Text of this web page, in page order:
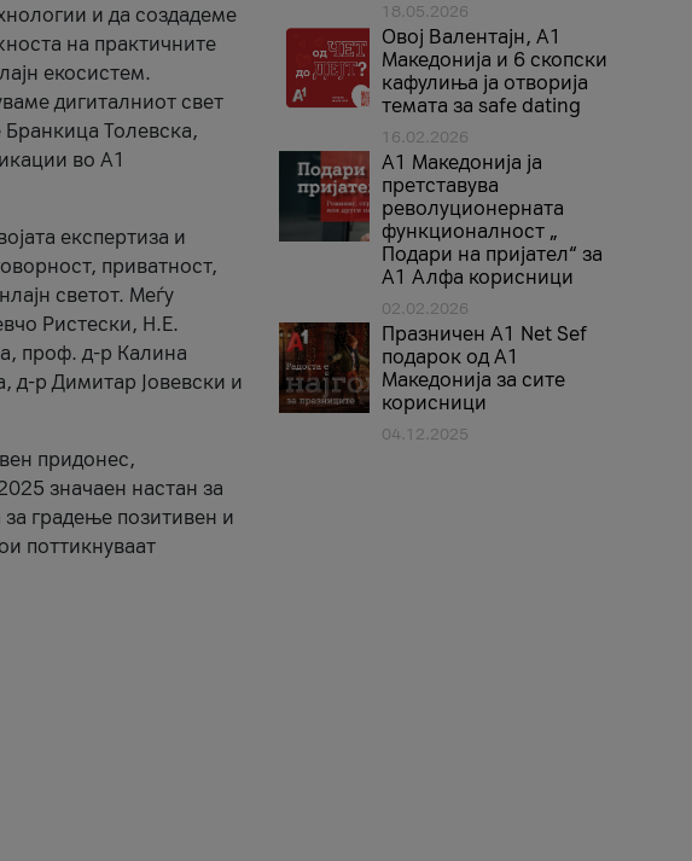
и да создадеме
на практичните
екосистем.
дигиталниот свет
Толевска,
во А1
експертиза и
приватност,
светот. Меѓу
Ристески, Н.Е.
проф. д-р Калина
д-р Димитар Јовевски и
придонес,
значаен настан за
градење позитивен и
поттикнуваат
18.05.2026
Овој Валентајн, A1
Македонија и 6 скопски
кафулиња ја отворија
темата за safe dating
16.02.2026
А1 Македонија ја
претставува
револуционерната
функционалност „
Подари на пријател“ за
А1 Алфа корисници
02.02.2026
Празничен A1 Net Sеf
подарок од А1
Македонија за сите
корисници
04.12.2025